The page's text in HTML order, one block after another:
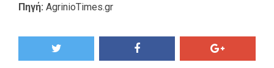
Πηγή: AgrinioTimes.gr